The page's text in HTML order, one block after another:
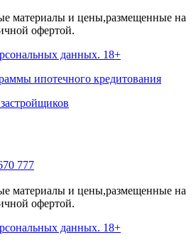
материалы и цены,размещенные на
офертой.
данных. 18+
ипотечного кредитования
777
материалы и цены,размещенные на
офертой.
данных. 18+